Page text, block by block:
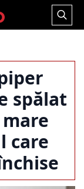
Search
spălat
care